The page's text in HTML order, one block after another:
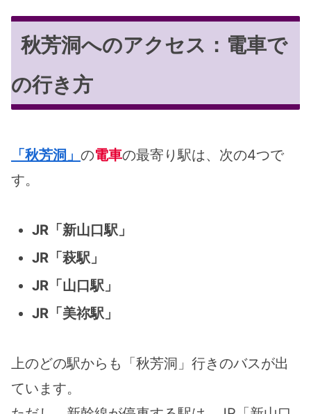
秋芳洞へのアクセス：電車で
の行き方
「秋芳洞」 の電車の最寄り駅は、次の4つで
す。
JR「新山口駅」
JR「萩駅」
JR「山口駅」
JR「美祢駅」
上のどの駅からも「秋芳洞」行きのバスが出
ています。